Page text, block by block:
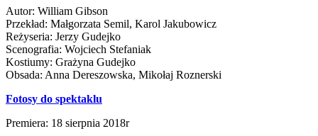
Autor: William Gibson
Przekład: Małgorzata Semil, Karol Jakubowicz
Reżyseria: Jerzy Gudejko
Scenografia: Wojciech Stefaniak
Kostiumy: Grażyna Gudejko
Obsada: Anna Dereszowska, Mikołaj Roznerski
Fotosy do spektaklu
Premiera: 18 sierpnia 2018r